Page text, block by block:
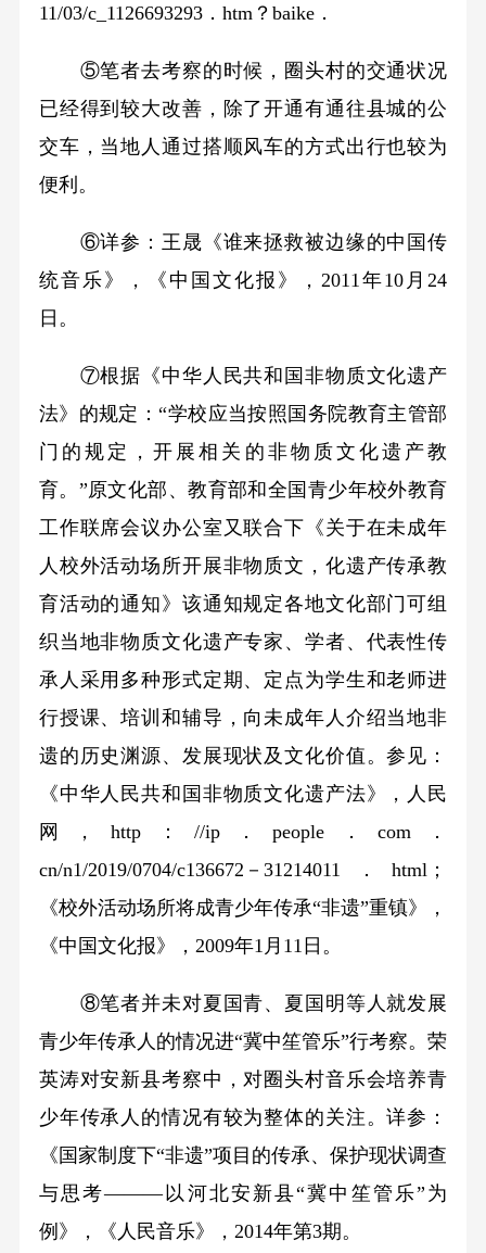
11/03/c_1126693293．htm？baike．
⑤笔者去考察的时候，圈头村的交通状况
已经得到较大改善，除了开通有通往县城的公
交车，当地人通过搭顺风车的方式出行也较为
便利。
⑥详参：王晟《谁来拯救被边缘的中国传
统音乐》，《中国文化报》，2011年10月24
日。
⑦根据《中华人民共和国非物质文化遗产
法》的规定：“学校应当按照国务院教育主管部
门的规定，开展相关的非物质文化遗产教
育。”原文化部、教育部和全国青少年校外教育
工作联席会议办公室又联合下《关于在未成年
人校外活动场所开展非物质文，化遗产传承教
育活动的通知》该通知规定各地文化部门可组
织当地非物质文化遗产专家、学者、代表性传
承人采用多种形式定期、定点为学生和老师进
行授课、培训和辅导，向未成年人介绍当地非
遗的历史渊源、发展现状及文化价值。参见：
《中华人民共和国非物质文化遗产法》，人民
网，http：//ip．people．com．
cn/n1/2019/0704/c136672－31214011．html；
《校外活动场所将成青少年传承“非遗”重镇》，
《中国文化报》，2009年1月11日。
⑧笔者并未对夏国青、夏国明等人就发展
青少年传承人的情况进“冀中笙管乐”行考察。荣
英涛对安新县考察中，对圈头村音乐会培养青
少年传承人的情况有较为整体的关注。详参：
《国家制度下“非遗”项目的传承、保护现状调查
与思考———以河北安新县“冀中笙管乐”为
例》，《人民音乐》，2014年第3期。